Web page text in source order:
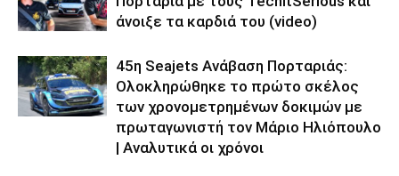
άνοιξε τα καρδιά του (video)
45η Seajets Ανάβαση Πορταριάς:
Ολοκληρώθηκε το πρώτο σκέλος
των χρονομετρημένων δοκιμών με
πρωταγωνιστή τον Μάριο Ηλιόπουλο
| Αναλυτικά οι χρόνοι